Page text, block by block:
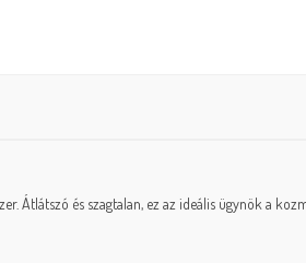
Átlátszó és szagtalan, ez az ideális ügynök a